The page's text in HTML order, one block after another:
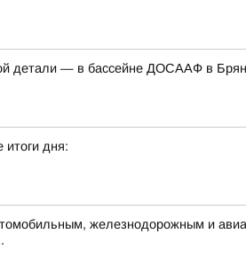
детали — в бассейне ДОСААФ в
дня:
железнодорожным и